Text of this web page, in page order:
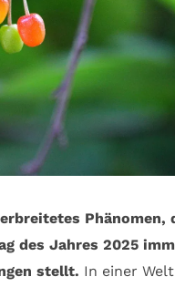
Phänomen,
des Jahres 2025
stellt. In einer